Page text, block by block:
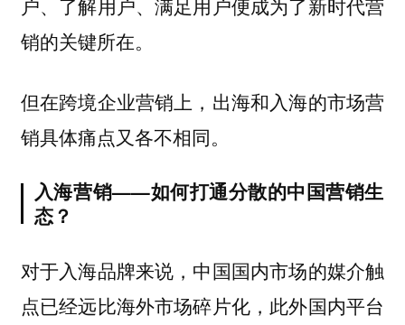
户、了解用户、满足用户便成为了新时代营
销的关键所在。
但在跨境企业营销上，出海和入海的市场营
销具体痛点又各不相同。
入海营销——如何打通分散的中国营销生
态？
对于入海品牌来说，中国国内市场的媒介触
点已经远比海外市场碎片化，此外国内平台